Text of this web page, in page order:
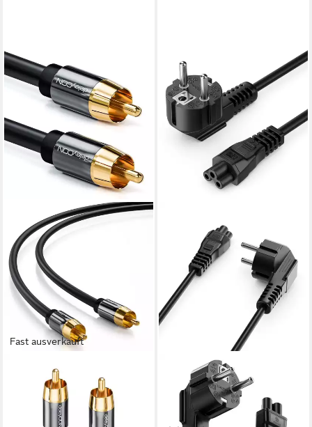
Fast ausverkauft
DELEYCON
deleyCON 2m Subwoofer
Kabel Cinch RCA Kabel 2x
Cinch Stecker HiFi Audio- &
DELEYCON
deleyCON 1m Stromkabel
Schutzkontakt Typ F 90° auf
IEC C5 Buchse Stromkabel